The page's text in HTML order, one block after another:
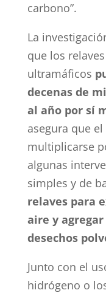
carbono”.
La
que los
ultramáficos
decenas de
al año por sí
asegura que
multiplicarse
algunas
simples y de
relaves para
aire y
desechos
Junto con el
hidrógeno o